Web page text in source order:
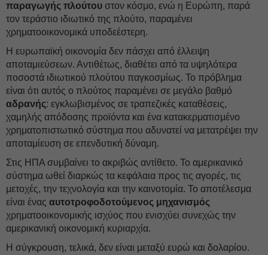
παραγωγής πλούτου στον κόσμο, ενώ η Ευρώπη, παρά
τον τεράστιο ιδιωτικό της πλούτο, παραμένει
χρηματοοικονομικά υποδεέστερη.
Η ευρωπαϊκή οικονομία δεν πάσχει από έλλειψη
αποταμιεύσεων. Αντιθέτως, διαθέτει από τα υψηλότερα
ποσοστά ιδιωτικού πλούτου παγκοσμίως. Το πρόβλημα
είναι ότι αυτός ο πλούτος παραμένει σε μεγάλο βαθμό
αδρανής: εγκλωβισμένος σε τραπεζικές καταθέσεις,
χαμηλής απόδοσης προϊόντα και ένα κατακερματισμένο
χρηματοπιστωτικό σύστημα που αδυνατεί να μετατρέψει την
αποταμίευση σε επενδυτική δύναμη.
Στις ΗΠΑ συμβαίνει το ακριβώς αντίθετο. Το αμερικανικό
σύστημα ωθεί διαρκώς τα κεφάλαια προς τις αγορές, τις
μετοχές, την τεχνολογία και την καινοτομία. Το αποτέλεσμα
είναι ένας αυτοτροφοδοτούμενος μηχανισμός
χρηματοοικονομικής ισχύος που ενισχύει συνεχώς την
αμερικανική οικονομική κυριαρχία.
Η σύγκρουση, τελικά, δεν είναι μεταξύ ευρώ και δολαρίου.